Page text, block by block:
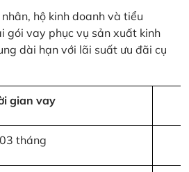
hộ kinh doanh và tiểu
gói vay phục vụ sản xuất kinh
dài hạn với lãi suất ưu đãi cụ
gian vay
tháng